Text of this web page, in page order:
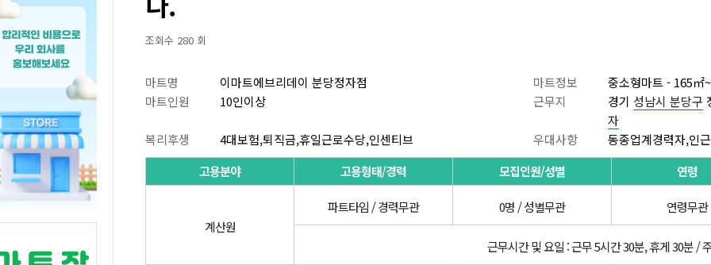
조회수 280 회
마트명 이마트에브리데이 분당정자점 마트정보
중소형마트 - 165㎡
마트인원
10인이상 근무지 경기 성남시 분당구
자
복리후생
4대보험,퇴직금,휴일근로수당,인센티브 우대사항
동종업계경력자,인
고용분야
고용형태/경력 모집인원/성별 연령
계산원
파트타임 / 경력무관 0명 / 성별무관 연령무관
근무시간 및 요일 : 근무 5시간 30분, 휴게 30분 /